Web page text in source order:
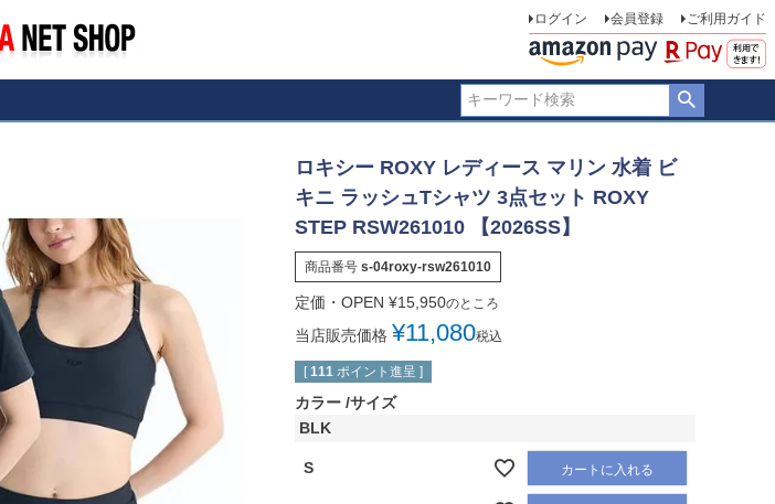
ログイン 会員登録 ご利用ガイド
ロキシー ROXY レディース マリン 水着 ビ
キニ ラッシュTシャツ 3点セット ROXY
STEP RSW261010 【2026SS】
商品番号 s-04roxy-rsw261010
定価・OPEN ¥15,950のところ
当店販売価格 ¥11,080税込
[ 111 ポイント進呈 ]
カラー サイズ
BLK
S カートに入れる